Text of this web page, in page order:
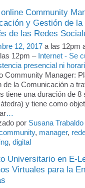
Community
y Gestión de
de las Redes
12, 2017 a las 12pm
12pm – Internet - Se
presencial ni
Community Manager:
de la Comunicación a
tiene una duración de 8
y tiene como
…
por Susana Trabaldo
, manager,
, digital
Universitario en E-
Virtuales para la